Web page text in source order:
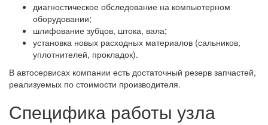
диагностическое обследование на компьютерном
оборудовании;
шлифование зубцов, штока, вала;
установка новых расходных материалов (сальников,
уплотнителей, прокладок).
В автосервисах компании есть достаточный резерв запчастей,
реализуемых по стоимости производителя.
Специфика работы узла